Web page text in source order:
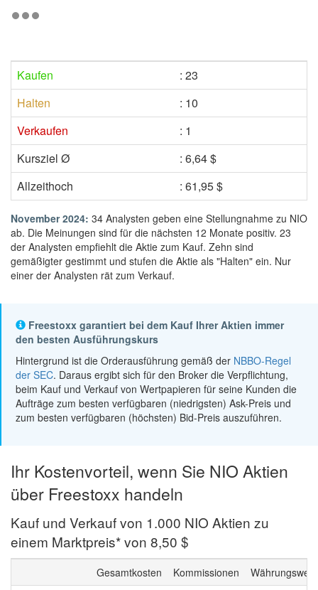
Kaufen
: 23
Halten
: 10
Verkaufen
: 1
Kursziel Ø
: 6,64 $
Allzeithoch
: 61,95 $
November 2024: 34 Analysten geben eine Stellungnahme zu NIO
ab. Die Meinungen sind für die nächsten 12 Monate positiv. 23
der Analysten empfiehlt die Aktie zum Kauf. Zehn sind
gemäßigter gestimmt und stufen die Aktie als "Halten" ein. Nur
einer der Analysten rät zum Verkauf.
Freestoxx garantiert bei dem Kauf Ihrer Aktien immer
den besten Ausführungskurs
Hintergrund ist die Orderausführung gemäß der NBBO-Regel
der SEC. Daraus ergibt sich für den Broker die Verpflichtung,
beim Kauf und Verkauf von Wertpapieren für seine Kunden die
Aufträge zum besten verfügbaren (niedrigsten) Ask-Preis und
zum besten verfügbaren (höchsten) Bid-Preis auszuführen.
Ihr Kostenvorteil, wenn Sie NIO Aktien
über Freestoxx handeln
Kauf und Verkauf von 1.000 NIO Aktien zu
einem Marktpreis* von 8,50 $
Gesamtkosten Kommissionen